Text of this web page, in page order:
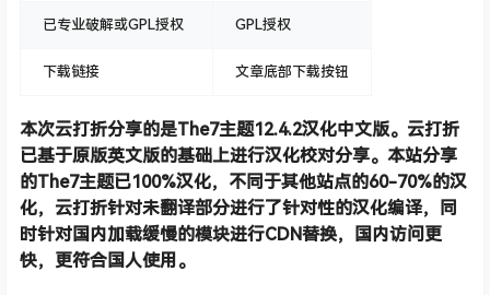
已专业破解或GPL授权 GPL授权
下载链接 文章底部下载按钮
本次云打折分享的是The7主题12.4.2汉化中文版。云打折
已基于原版英文版的基础上进行汉化校对分享。本站分享
的The7主题已100%汉化，不同于其他站点的60-70%的汉
化，云打折针对未翻译部分进行了针对性的汉化编译，同
时针对国内加载缓慢的模块进行CDN替换，国内访问更
快，更符合国人使用。